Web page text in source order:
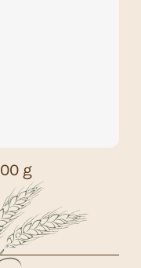
g